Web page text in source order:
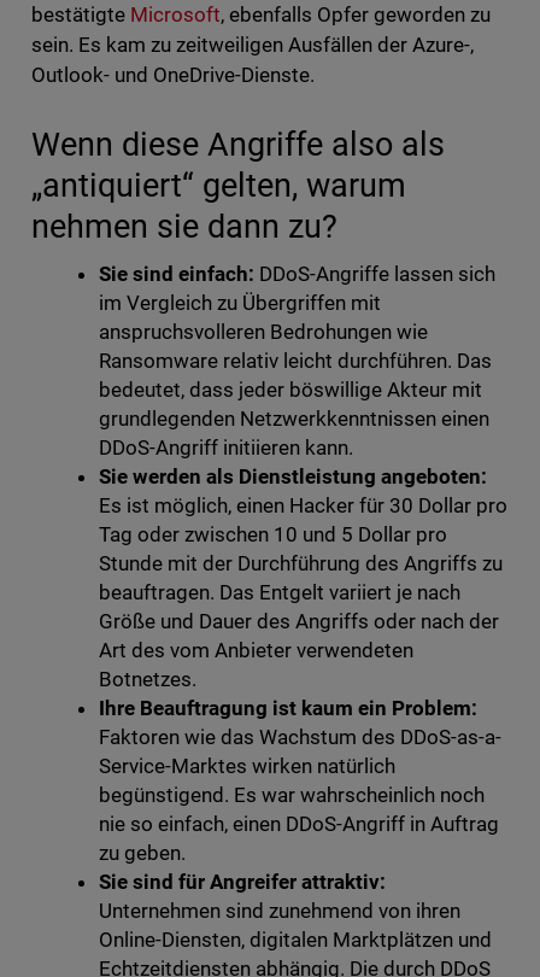
bestätigte Microsoft, ebenfalls Opfer geworden zu
sein. Es kam zu zeitweiligen Ausfällen der Azure-,
Outlook- und OneDrive-Dienste.
Wenn diese Angriffe also als
„antiquiert“ gelten, warum
nehmen sie dann zu?
Sie sind einfach: DDoS-Angriffe lassen sich
im Vergleich zu Übergriffen mit
anspruchsvolleren Bedrohungen wie
Ransomware relativ leicht durchführen. Das
bedeutet, dass jeder böswillige Akteur mit
grundlegenden Netzwerkkenntnissen einen
DDoS-Angriff initiieren kann.
Sie werden als Dienstleistung angeboten:
Es ist möglich, einen Hacker für 30 Dollar pro
Tag oder zwischen 10 und 5 Dollar pro
Stunde mit der Durchführung des Angriffs zu
beauftragen. Das Entgelt variiert je nach
Größe und Dauer des Angriffs oder nach der
Art des vom Anbieter verwendeten
Botnetzes.
Ihre Beauftragung ist kaum ein Problem:
Faktoren wie das Wachstum des DDoS-as-a-
Service-Marktes wirken natürlich
begünstigend. Es war wahrscheinlich noch
nie so einfach, einen DDoS-Angriff in Auftrag
zu geben.
Sie sind für Angreifer attraktiv:
Unternehmen sind zunehmend von ihren
Online-Diensten, digitalen Marktplätzen und
Echtzeitdiensten abhängig. Die durch DDoS